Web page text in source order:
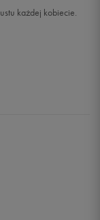
każdej kobiecie.